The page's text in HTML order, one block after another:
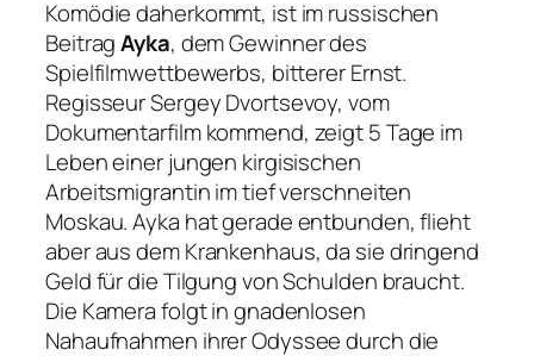
Komödie daherkommt, ist im russischen
BeitragAyka, dem Gewinner des
Spielfilmwettbewerbs, bitterer Ernst.
Regisseur Sergey Dvortsevoy, vom
Dokumentarfilm kommend, zeigt 5 Tage im
Leben einer jungen kirgisischen
Arbeitsmigrantin im tief verschneiten
Moskau. Ayka hat gerade entbunden, flieht
aber aus dem Krankenhaus, da sie dringend
Geld für die Tilgung von Schulden braucht.
Die Kamera folgt in gnadenlosen
Nahaufnahmen ihrer Odyssee durch die